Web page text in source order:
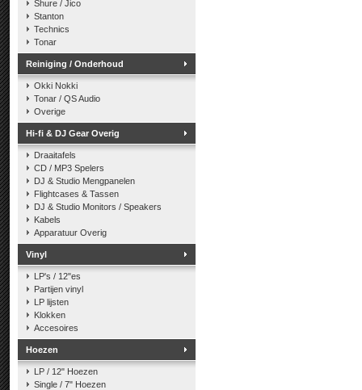
Shure / Jico
Stanton
Technics
Tonar
Reiniging / Onderhoud
Okki Nokki
Tonar / QS Audio
Overige
Hi-fi & DJ Gear Overig
Draaitafels
CD / MP3 Spelers
DJ & Studio Mengpanelen
Flightcases & Tassen
DJ & Studio Monitors / Speakers
Kabels
Apparatuur Overig
Vinyl
LP's / 12"es
Partijen vinyl
LP lijsten
Klokken
Accesoires
Hoezen
LP / 12" Hoezen
Single / 7" Hoezen